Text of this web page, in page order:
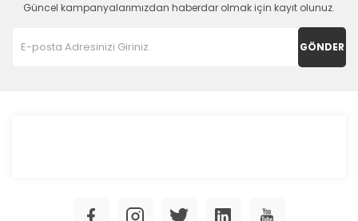
Güncel kampanyalarımızdan haberdar olmak için kayıt olunuz.
GÖNDER